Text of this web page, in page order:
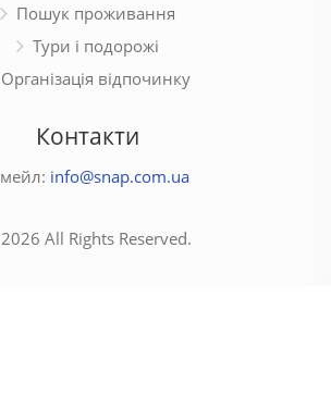
Пошук проживання
Тури і подорожі
Організація відпочинку
Контакти
info@snap.com.ua
All Rights Reserved.